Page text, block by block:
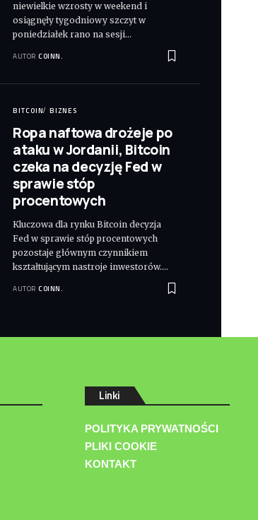
niewielkie wzrosty w weekend i
osiągnęły tygodniowy szczyt w
poniedziałek rano na sesji…
AUTOR COINN.
BITCOIN BIZNES
Ropa naftowa drożeje po
ataku w Jordanii, Bitcoin
czeka na decyzję Fed w
sprawie stóp
procentowych
Kluczowa dla rynku Bitcoin decyzja
Fed w sprawie stóp procentowych
pozostaje głównym czynnikiem
kształtującym nastroje inwestorów.…
AUTOR COINN.
Linki
POLITYKA PRYWATNOŚCI
PLIKI COOKIE
KONTAKT